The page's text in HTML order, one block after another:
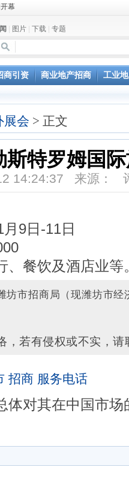
幕
论坛开幕
利通过验收
图片 下载 专题
商引资 商业地产招商 工业
展会 > 正文
斯特罗姆国
14:24:37 来源：
9日-11日
、餐饮及酒店业等
坊市招商局 （现潍坊市
，若有侵权或不实，请
招商 服务电话
体对其在中国市场